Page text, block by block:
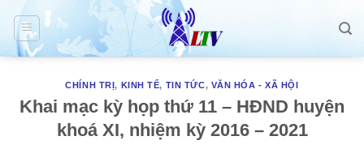
Skip
content
CHÍNH TRỊ, KINH TẾ, TIN TỨC, VĂN HÓA - XÃ HỘI
Khai mạc kỳ họp thứ 11 – HĐND huyện
khoá XI, nhiệm kỳ 2016 – 2021